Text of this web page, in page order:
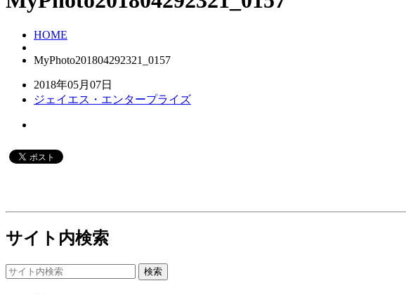
HOME
MyPhoto201804292321_0157
2018年05月07日
ジェイエス・エンタープライズ
サイト内検索